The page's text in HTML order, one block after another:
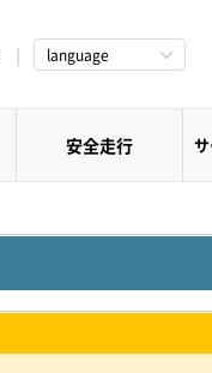
language
安全走行